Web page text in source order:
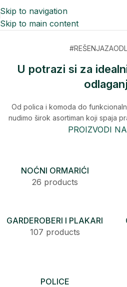
Skip to navigation
Skip to main content
U potrazi si za
Od polica i komoda do
nudimo širok asortiman koji spaja
PROIZVODI
NOĆNI ORMARIĆI
26 products
GARDEROBERI I PLAKARI
107 products
POLICE